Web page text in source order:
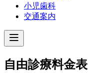
小児歯科
交通案内
自由診療料金表